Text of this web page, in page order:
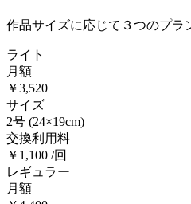
作品サイズに応じて３つのプラ
ライト
月額
￥3,520
サイズ
2号 (24×19cm)
交換利用料
￥1,100 /回
レギュラー
月額